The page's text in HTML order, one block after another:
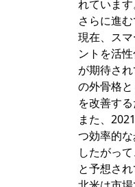
れていま
さらに進む
現在、ス
ントを活
が期待さ
の外骨格
を改善す
また、
つ効率的
したがっ
と予想され